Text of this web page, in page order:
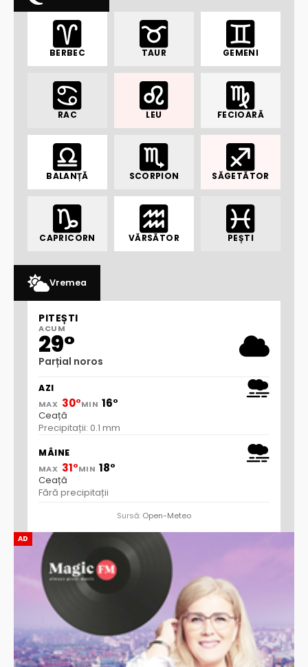
AD
BERBEC TAUR GEMENI
RAC LEU FECIOARĂ
BALANȚĂ SCORPION SĂGETĂTOR
CAPRICORN VĂRSĂTOR PEȘTI
Vremea
PITEȘTI
ACUM
29°
Parțial noros
AZI
MAX 30°MIN 16°
Ceață
Precipitații: 0.1 mm
MÂINE
MAX 31°MIN 18°
Ceață
Fără precipitații
Sursă: Open-Meteo